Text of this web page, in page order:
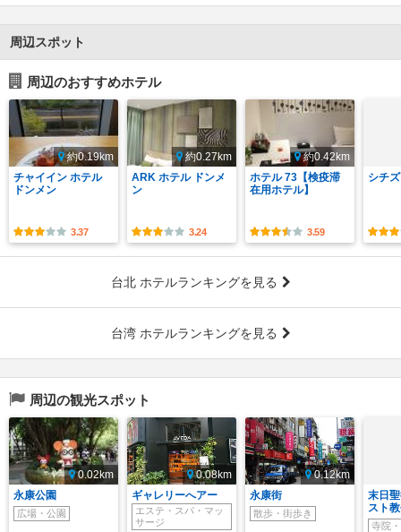
周辺スポット
周辺のおすすめホテル
約0.19km
チャイイン ホテル
ドンメン
3.37
約0.27km
ARK ホテル ドンメ
ン
3.24
約0.42km
ホテル 73【検疫滞
在用ホテル】
3.59
シチ
台北 ホテルランキングを見る
台湾 ホテルランキングを見る
周辺の観光スポット
0.02km
永康公園
広場・公園
0.08km
ギャレリーへアー
エステ・スパ・マッ
サージ
0.12km
永康街
散歩・街歩き
末日
スト
寺院